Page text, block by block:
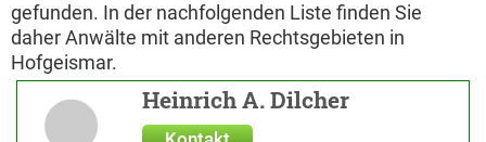
gefunden. In der nachfolgenden Liste finden Sie
daher Anwälte mit anderen Rechtsgebieten in
Hofgeismar.
Heinrich A. Dilcher